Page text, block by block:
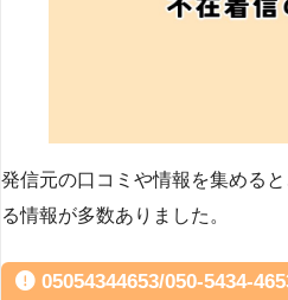
発信元の口コミや情報を集める
る情報が多数ありました。
05054344653/050-5434-